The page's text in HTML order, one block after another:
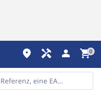
place handyman person shopping_cart0